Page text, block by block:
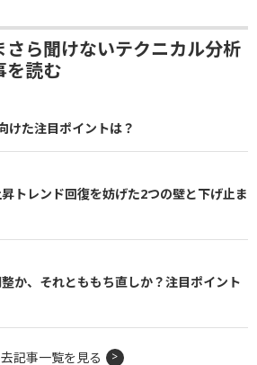
さら聞けないテクニカル分析
を読む
けた注目ポイントは？
昇トレンド回復を妨げた2つの壁と下げ止ま
整か、それとももち直しか？注目ポイント
記事一覧を見る